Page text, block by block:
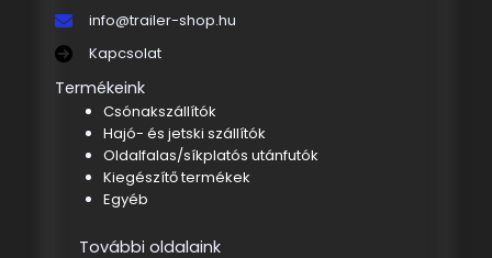
info@trailer-shop.hu
Kapcsolat
Termékeink
Csónakszállítók
Hajó- és jetski szállítók
Oldalfalas/síkplatós utánfutók
Kiegészítő termékek
Egyéb
További oldalaink